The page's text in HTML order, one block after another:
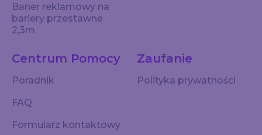
Baner reklamowy na
bariery przestawne
2,3m
Centrum Pomocy
Poradnik
FAQ
Formularz kontaktowy
Zaufanie
Polityka prywatności